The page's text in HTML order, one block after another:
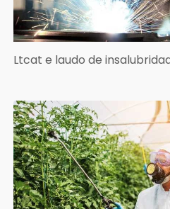
Ltcat e laudo de